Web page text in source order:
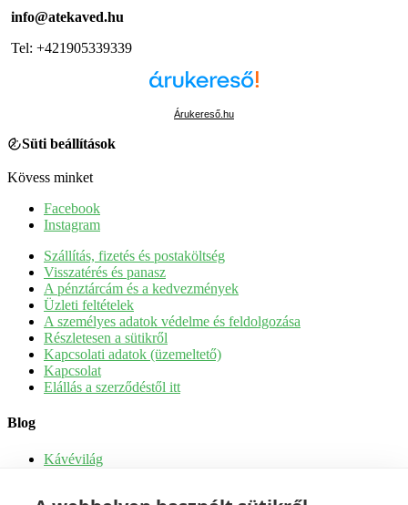
info@atekaved.hu
Tel: +421905339339
Árukereső.hu
Süti beállítások
Kövess minket
Facebook
Instagram
Szállítás, fizetés és postaköltség
Visszatérés és panasz
A pénztárcám és a kedvezmények
Üzleti feltételek
A személyes adatok védelme és feldolgozása
Részletesen a sütikről
Kapcsolati adatok (üzemeltető)
Kapcsolat
Elállás a szerződéstől itt
Blog
Kávévilág